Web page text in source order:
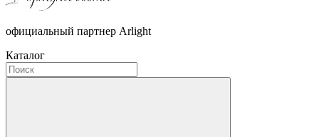
официальный партнер Arlight
Каталог